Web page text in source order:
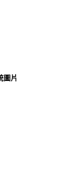
圖片